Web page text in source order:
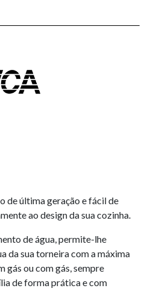
de última geração e fácil de
ao design da sua cozinha.
de água, permite-lhe
da sua torneira com a máxima
gás ou com gás, sempre
de forma prática e com